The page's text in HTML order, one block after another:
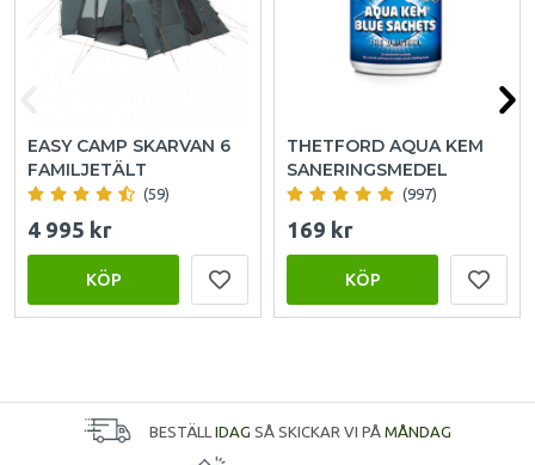
EASY CAMP SKARVAN 6
FAMILJETÄLT
(59)
4 995 kr
KÖP
THETFORD AQUA KEM
SANERINGSMEDEL
(997)
169 kr
KÖP
BESTÄLL IDAG SÅ SKICKAR VI PÅ MÅNDAG